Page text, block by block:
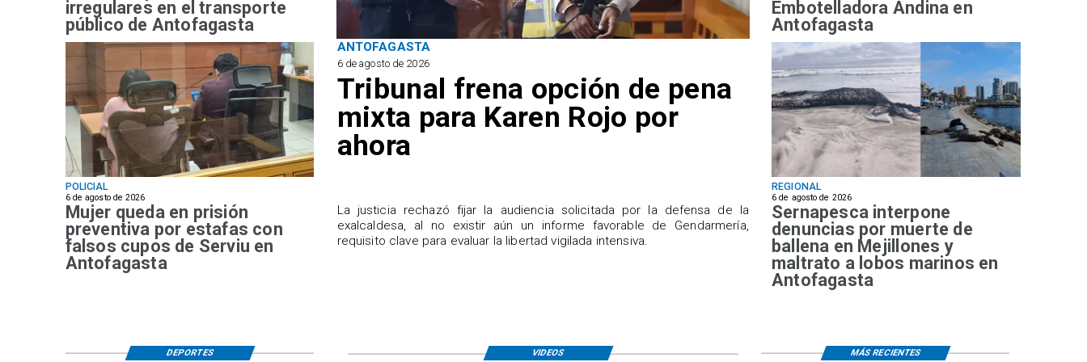
irregulares en el transporte
público de Antofagasta
ANTOFAGASTA
6 de agosto de 2026
Tribunal frena opción de pena
mixta para Karen Rojo por
ahora
​La justicia rechazó fijar la audiencia solicitada por la defensa de la
exalcaldesa, al no existir aún un informe favorable de Gendarmería,
requisito clave para evaluar la libertad vigilada intensiva.
POLICIAL
6 de agosto de 2026
Mujer queda en prisión
preventiva por estafas con
falsos cupos de Serviu en
Antofagasta
Embotelladora Andina en
Antofagasta
REGIONAL
6 de agosto de 2026
Sernapesca interpone
denuncias por muerte de
ballena en Mejillones y
maltrato a lobos marinos en
Antofagasta
VIDEOS
DEPORTES MÁS RECIENTES